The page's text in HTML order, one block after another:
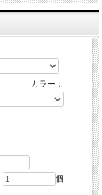
カラー：
個